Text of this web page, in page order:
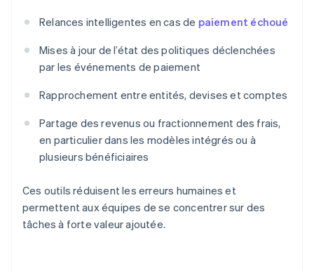
Relances intelligentes en cas de paiement échoué
Mises à jour de l’état des politiques déclenchées
par les événements de paiement
Rapprochement entre entités, devises et comptes
Partage des revenus ou fractionnement des frais,
en particulier dans les modèles intégrés ou à
plusieurs bénéficiaires
Ces outils réduisent les erreurs humaines et
permettent aux équipes de se concentrer sur des
tâches à forte valeur ajoutée.